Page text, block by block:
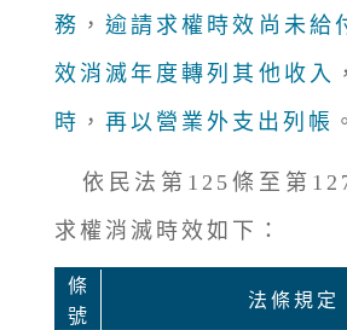
務 ， 逾請求權時效尚未給
效消滅年度轉列其他收入 ，
時 ， 再以營業外支出列帳 。
依民法第125條至第
求權消滅時效如下：
條
號
法條規定